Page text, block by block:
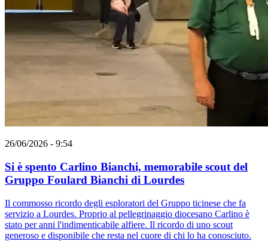
26/06/2026 - 9:54
Si è spento Carlino Bianchi, memorabile scout del
Gruppo Foulard Bianchi di Lourdes
Il commosso ricordo degli esploratori del Gruppo ticinese che fa
servizio a Lourdes. Proprio al pellegrinaggio diocesano Carlino è
stato per anni l'indimenticabile alfiere. Il ricordo di uno scout
generoso e disponibile che resta nel cuore di chi lo ha conosciuto.